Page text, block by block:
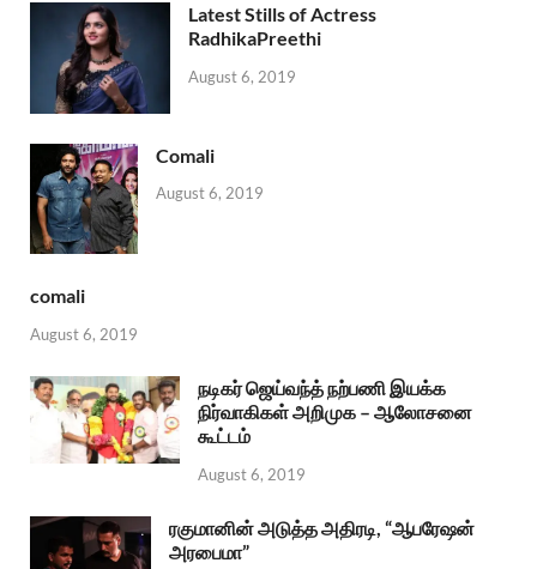
Latest Stills of Actress
RadhikaPreethi
August 6, 2019
Comali
August 6, 2019
comali
August 6, 2019
நடிகர் ஜெய்வந்த் நற்பணி இயக்க
நிர்வாகிகள் அறிமுக – ஆலோசனை
கூட்டம்
August 6, 2019
ரகுமானின் அடுத்த அதிரடி, “ஆபரேஷன்
அரபைமா”